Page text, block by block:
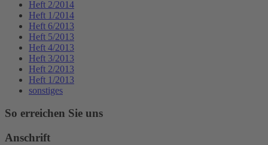
Heft 2/2014
Heft 1/2014
Heft 6/2013
Heft 5/2013
Heft 4/2013
Heft 3/2013
Heft 2/2013
Heft 1/2013
sonstiges
So erreichen Sie uns
Anschrift